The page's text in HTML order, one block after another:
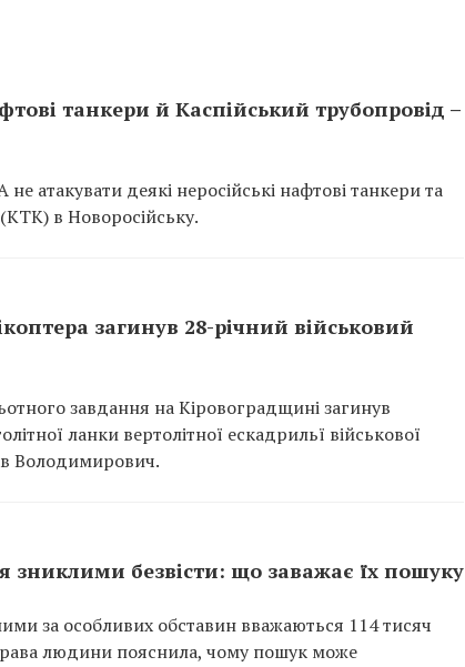
танкери й Каспійський трубопровід –
атакувати деякі неросійські нафтові танкери та
в Новоросійську.
загинув 28-річний військовий
завдання на Кіровоградщині загинув
ланки вертолітної ескадрильї військової
Володимирович.
зниклими безвісти: що заважає їх пошуку
за особливих обставин вважаються 114 тисяч
права людини пояснила, чому пошук може